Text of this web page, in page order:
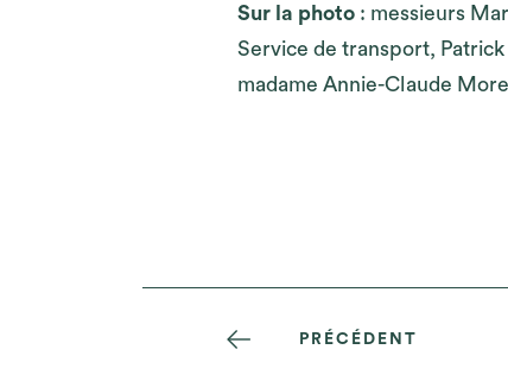
Sur la photo : messieurs
Service de transport,
madame Annie-Claude
PRÉCÉDENT